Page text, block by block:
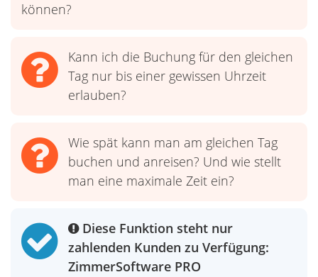
können?
Kann ich die Buchung für den gleichen
Tag nur bis einer gewissen Uhrzeit
erlauben?
Wie spät kann man am gleichen Tag
buchen und anreisen? Und wie stellt
man eine maximale Zeit ein?
Diese Funktion steht nur
zahlenden Kunden zu Verfügung:
ZimmerSoftware PRO